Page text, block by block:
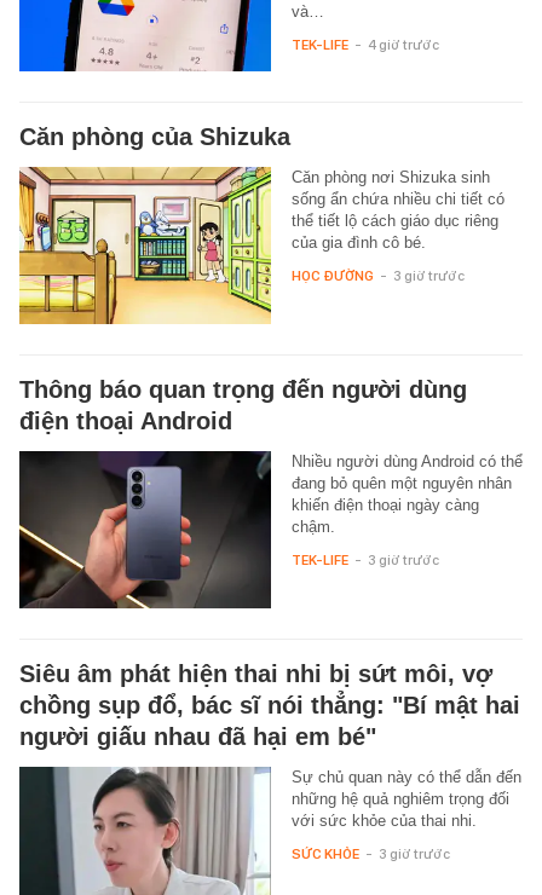
và…
TEK-LIFE - 4 giờ trước
Căn phòng của Shizuka
Căn phòng nơi Shizuka sinh
sống ẩn chứa nhiều chi tiết có
thể tiết lộ cách giáo dục riêng
của gia đình cô bé.
HỌC ĐƯỜNG - 3 giờ trước
Thông báo quan trọng đến người dùng
điện thoại Android
Nhiều người dùng Android có thể
đang bỏ quên một nguyên nhân
khiến điện thoại ngày càng
chậm.
TEK-LIFE - 3 giờ trước
Siêu âm phát hiện thai nhi bị sứt môi, vợ
chồng sụp đổ, bác sĩ nói thẳng: "Bí mật hai
người giấu nhau đã hại em bé"
Sự chủ quan này có thể dẫn đến
những hệ quả nghiêm trọng đối
với sức khỏe của thai nhi.
SỨC KHỎE - 3 giờ trước